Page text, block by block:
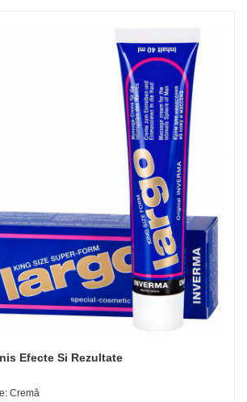
Efecte Si Rezultate
Cremă